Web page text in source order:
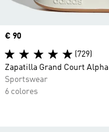
Precio
€ 90
(729)
Zapatilla Grand Court Alpha
Sportswear
6 colores